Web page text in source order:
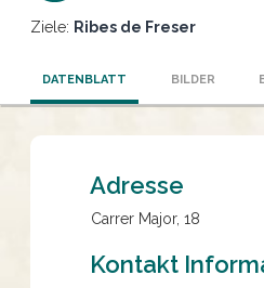
Ziele: Ribes de Freser
DATENBLATT BILDER
Adresse
Carrer Major, 18
Kontakt